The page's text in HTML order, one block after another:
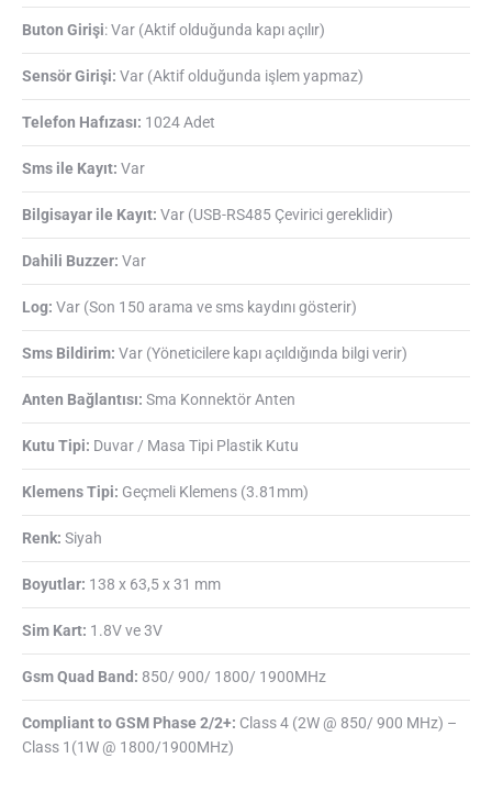
Buton Girişi: Var (Aktif olduğunda kapı açılır)
Sensör Girişi: Var (Aktif olduğunda işlem yapmaz)
Telefon Hafızası: 1024 Adet
Sms ile Kayıt: Var
Bilgisayar ile Kayıt: Var (USB-RS485 Çevirici gereklidir)
Dahili Buzzer: Var
Log: Var (Son 150 arama ve sms kaydını gösterir)
Sms Bildirim: Var (Yöneticilere kapı açıldığında bilgi verir)
Anten Bağlantısı: Sma Konnektör Anten
Kutu Tipi: Duvar / Masa Tipi Plastik Kutu
Klemens Tipi: Geçmeli Klemens (3.81mm)
Renk: Siyah
Boyutlar: 138 x 63,5 x 31 mm
Sim Kart: 1.8V ve 3V
Gsm Quad Band: 850/ 900/ 1800/ 1900MHz
Compliant to GSM Phase 2/2+: Class 4 (2W @ 850/ 900 MHz) –
Class 1(1W @ 1800/1900MHz)